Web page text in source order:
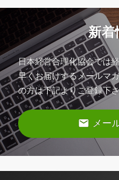
新着
日本経営合理化協会では
早くお届けするメールマ
の方は下記よりご登録下さ
email メー